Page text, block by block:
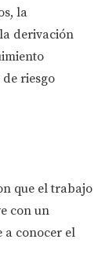
la
derivación
riesgo
que el trabajo
con un
a conocer el